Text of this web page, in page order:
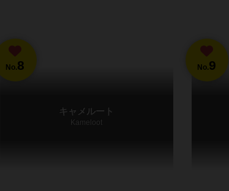
No.8
キャメルート
Kameloot
No.9